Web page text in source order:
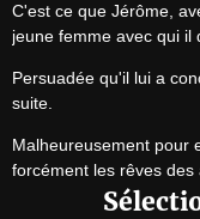
C'est ce que Jérôme,
jeune femme avec qui il
Persuadée qu'il lui a
suite.
Malheureusement pour
forcément les rêves des